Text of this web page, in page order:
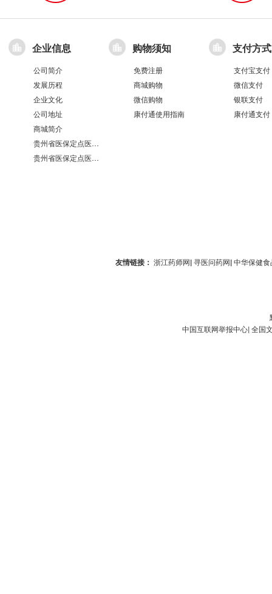
企业信息
公司简介
发展历程
企业文化
公司地址
商城简介
贵州省医保定点医疗机构医保服务情况表（第551分店）
贵州省医保定点医疗机构医保服务情况表（第100分店）
购物须知
免费注册
商城购物
微信购物
康付通使用指南
支付方式
支付宝支付
微信支付
银联支付
康付通支付
友情链接： 浙江药师网| 寻医问药网| 中华保健食
中国互联网举报中心| 全国